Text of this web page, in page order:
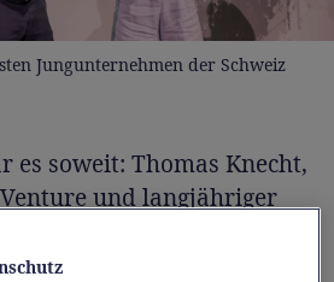
Jungunternehmen der Schweiz
es soweit: Thomas Knecht,
und langjähriger
the winner is...